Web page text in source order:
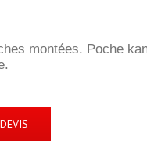
montées. Poche